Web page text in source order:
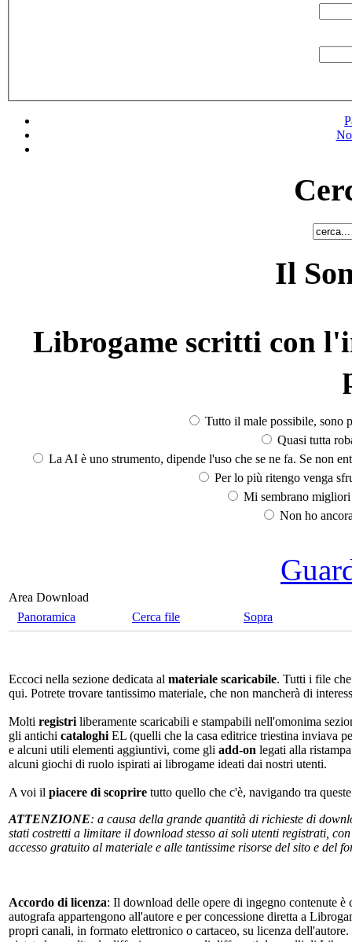
Il
Librogame scritti con
Tutto il male possibile, sono
Quasi tutta
La AI è uno strumento, dipende l'uso che se ne fa. Se non
Per lo più ritengo venga
Mi sembrano
Non ho
Area Download
Panoramica
Cerca file Sopra
Eccoci nella sezione dedicata al materiale scaricabile. Tutti i file
qui. Potrete trovare tantissimo materiale, che non mancherà di
Molti registri liberamente scaricabili e stampabili nell'omonima
gli antichi cataloghi EL (quelli che la casa editrice triestina inviava
e alcuni utili elementi aggiuntivi, come gli add-on legati alla
alcuni giochi di ruolo ispirati ai librogame ideati dai nostri utenti.
A voi il piacere di scoprire tutto quello che c'è, navigando tra
ATTENZIONE: a causa della grande quantità di richieste di
stati costretti a limitare il download stesso ai soli utenti registrati,
accesso gratuito al materiale e alle tantissime risorse del sito e
Accordo di licenza: Il download delle opere di ingegno contenute
autografa appartengono all'autore e per concessione diretta a
propri canali, in formato elettronico o cartaceo, su licenza